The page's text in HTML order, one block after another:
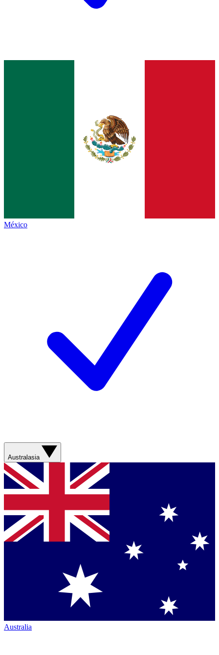
México
Australasia
Australia